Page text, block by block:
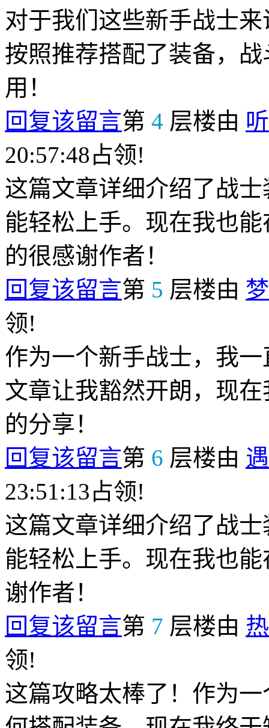
对于我们这些新手战士
按照推荐搭配了装备，
用！
回复该留言第 4 层楼由
20:57:48占领!
这篇文章详细介绍了战
能轻松上手。现在我也
的很感谢作者！
回复该留言第 5 层楼由
领!
作为一个新手战士，我
文章让我豁然开朗，现
的分享！
回复该留言第 6 层楼由
23:51:13占领!
这篇文章详细介绍了战
能轻松上手。现在我也
谢作者！
回复该留言第 7 层楼由
领!
这篇攻略太棒了！作为